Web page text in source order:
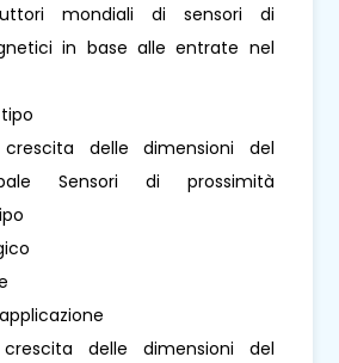
mondiali di sensori di
in base alle entrate nel
crescita delle dimensioni del
Sensori di prossimità
crescita delle dimensioni del